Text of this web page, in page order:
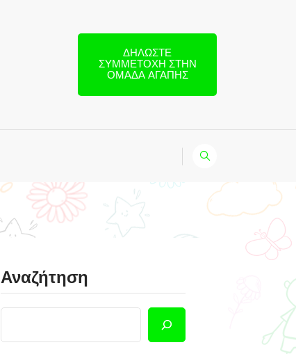
ΔΗΛΏΣΤΕ
ΣΥΜΜΕΤΟΧΉ ΣΤΗΝ
ΟΜΆΔΑ ΑΓΆΠΗΣ
Αναζήτηση